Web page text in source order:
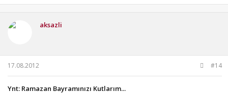
aksazli
17.08.2012 #14
Ynt: Ramazan Bayramınızı Kutlarım...